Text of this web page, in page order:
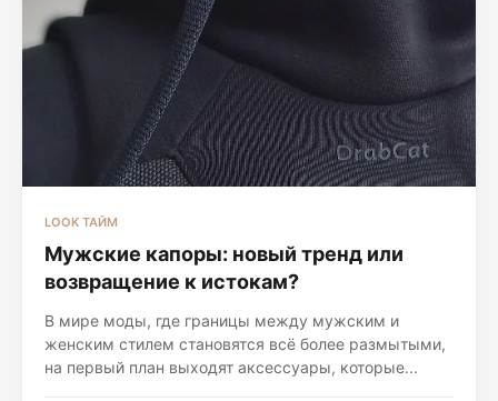
LOOK ТАЙМ
Мужские капоры: новый тренд или
возвращение к истокам?
В мире моды, где границы между мужским и
женским стилем становятся всё более размытыми,
на первый план выходят аксессуары, которые...